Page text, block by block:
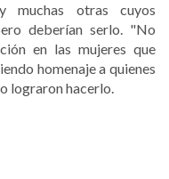
muchas otras cuyos
deberían serlo. "No
en las mujeres que
homenaje a quienes
lograron hacerlo.